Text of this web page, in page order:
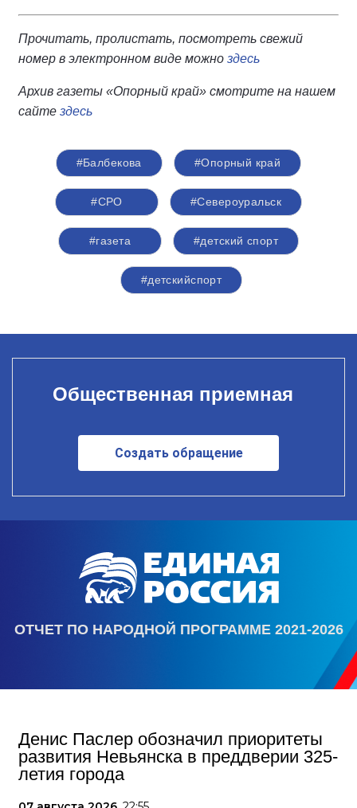
Прочитать, пролистать, посмотреть свежий
номер в электронном виде можно здесь
Архив газеты «Опорный край» смотрите на нашем
сайте здесь
#Балбекова #Опорный край
#СРО #Североуральск
#газета #детский спорт
#детскийспорт
Общественная приемная
Создать обращение
ОТЧЕТ ПО НАРОДНОЙ ПРОГРАММЕ 2021-2026
Денис Паслер обозначил приоритеты
развития Невьянска в преддверии 325-
летия города